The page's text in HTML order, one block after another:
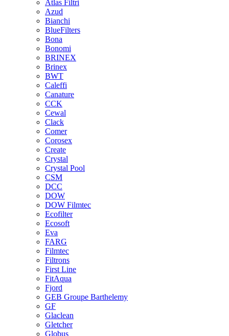
Atlas Filtri
Azud
Bianchi
BlueFilters
Bona
Bonomi
BRINEX
Brinex
BWT
Caleffi
Canature
CCK
Cewal
Clack
Comer
Corosex
Create
Crystal
Crystal Pool
CSM
DCC
DOW
DOW Filmtec
Ecofilter
Ecosoft
Eva
FARG
Filmtec
Filtrons
First Line
FitAqua
Fjord
GEB Groupe Barthelemy
GF
Glaclean
Gletcher
Globus